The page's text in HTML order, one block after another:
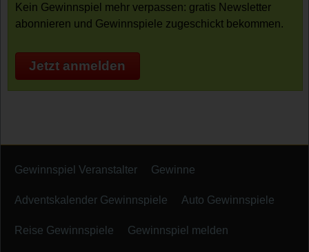
Kein Gewinnspiel mehr verpassen: gratis Newsletter
abonnieren und Gewinnspiele zugeschickt bekommen.
Jetzt anmelden
Gewinnspiel Veranstalter Gewinne
Adventskalender Gewinnspiele Auto Gewinnspiele
Reise Gewinnspiele Gewinnspiel melden